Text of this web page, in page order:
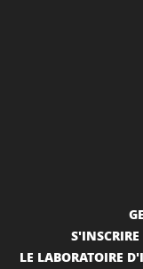
LE LABORATOIRE